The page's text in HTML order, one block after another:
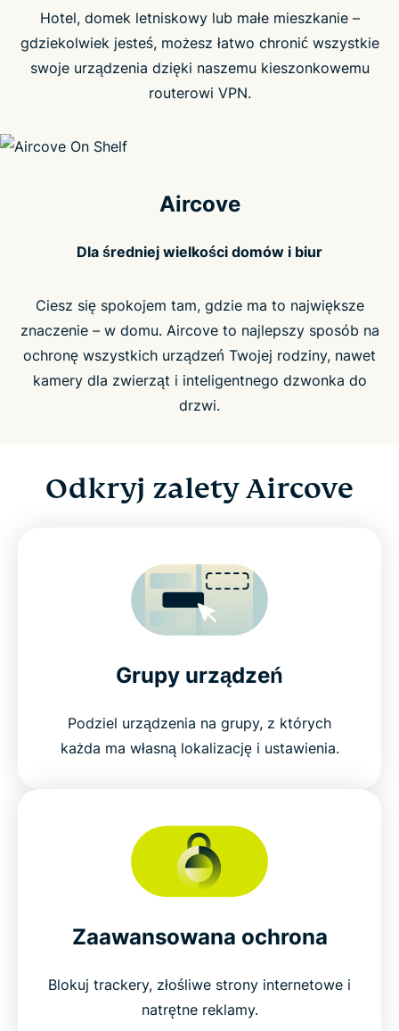
Hotel, domek letniskowy lub małe mieszkanie –
gdziekolwiek jesteś, możesz łatwo chronić wszystkie
swoje urządzenia dzięki naszemu kieszonkowemu
routerowi VPN.
Aircove
Dla średniej wielkości domów i biur
Ciesz się spokojem tam, gdzie ma to największe
znaczenie – w domu. Aircove to najlepszy sposób na
ochronę wszystkich urządzeń Twojej rodziny, nawet
kamery dla zwierząt i inteligentnego dzwonka do
drzwi.
Odkryj zalety Aircove
Grupy urządzeń
Podziel urządzenia na grupy, z których
każda ma własną lokalizację i ustawienia.
Zaawansowana ochrona
Blokuj trackery, złośliwe strony internetowe i
natrętne reklamy.